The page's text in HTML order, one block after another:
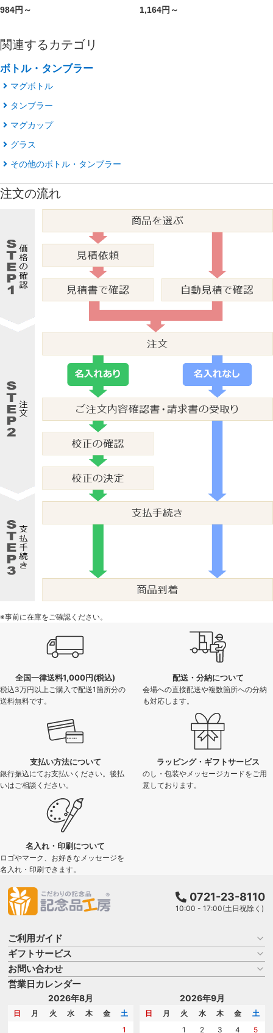
984円～ 1,164円～
関連するカテゴリ
ボトル・タンブラー
マグボトル
タンブラー
マグカップ
グラス
その他のボトル・タンブラー
注文の流れ
※事前に在庫をご確認ください。
全国一律送料1,000円(税込)
税込3万円以上ご購入で配送1箇所分の
送料無料です。
配送・分納について
会場への直接配送や複数箇所への分納
も対応します。
支払い方法について
銀行振込にてお支払いください。後払
いはご相談ください。
ラッピング・ギフトサービス
のし・包装やメッセージカードをご用
意しております。
名入れ・印刷について
ロゴやマーク、お好きなメッセージを
名入れ・印刷できます。
0721-23-8110
10:00 - 17:00(土日祝除く)
ご利用ガイド
お買い物ガイド
よくある質問
はじめての記念品選び
記念品工房の使い方
ギフトサービス
名入れについて
のし
メッセージカード
お問い合わせ
商品選びを相談する
名入れについて相談する
カタログを請求する
営業日カレンダー
2026年8月
日 月 火 水 木 金
土
1
2026年9月
日 月 火 水 木 金
土
1
2 3 4 5